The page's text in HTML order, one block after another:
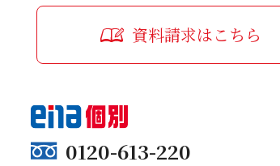
資料請求はこちら
0120-613-220